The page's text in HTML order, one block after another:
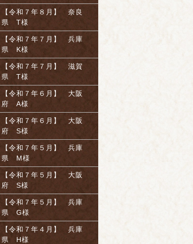
【令和７年８月】 奈良
県 T様
【令和７年７月】 兵庫
県 K様
【令和７年７月】 滋賀
県 T様
【令和７年６月】 大阪
府 A様
【令和７年６月】 大阪
府 S様
【令和７年５月】 兵庫
県 M様
【令和７年５月】 大阪
府 S様
【令和７年５月】 兵庫
県 G様
【令和７年４月】 兵庫
県 H様